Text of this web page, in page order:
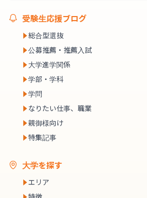
受験生応援ブログ
総合型選抜
公募推薦・推薦入試
大学進学関係
学部・学科
学問
なりたい仕事、職業
親御様向け
特集記事
大学を探す
エリア